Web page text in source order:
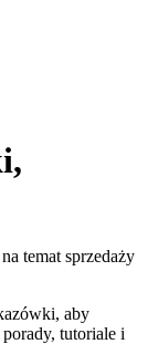
temat sprzedaży
aby
tutoriale i